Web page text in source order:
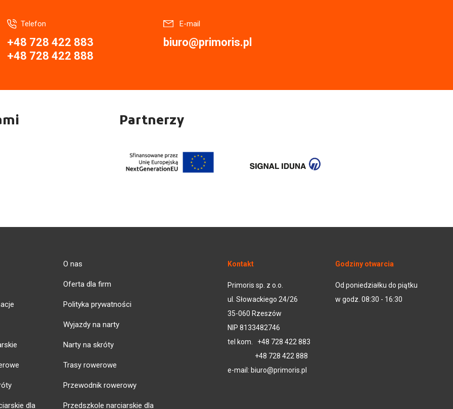
Telefon
+48 728 422 883
+48 728 422 888
E-mail
biuro@primoris.pl
Partnerzy
O nas
Oferta dla firm
Polityka prywatności
Wyjazdy na narty
Narty na skróty
Trasy rowerowe
Przewodnik rowerowy
dla Przedszkole narciarskie dla
Kontakt
Primoris sp. z o.o.
ul. Słowackiego 24/26
35-060 Rzeszów
NIP 8133482746
tel kom. +48 728 422 883
+48 728 422 888
e-mail: biuro@primoris.pl
Godziny otwarcia
Od poniedziałku do piątku
w godz. 08:30 - 16:30